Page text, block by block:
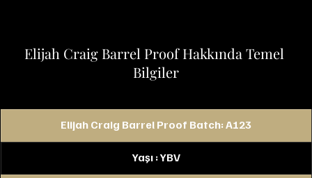
Elijah Craig Barrel Proof Hakkında Temel
Bilgiler
Elijah Craig Barrel Proof Batch: A123
Yaşı : YBV